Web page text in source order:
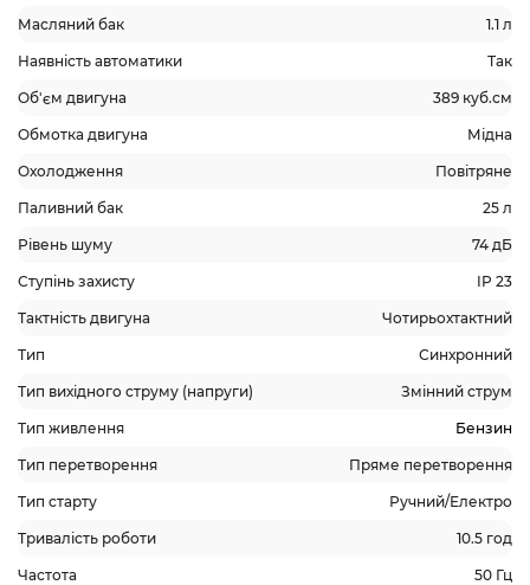
Масляний бак 1.1 л
Наявність автоматики Так
Об'єм двигуна 389 куб.см
Обмотка двигуна Мідна
Охолодження Повітряне
Паливний бак 25 л
Рівень шуму 74 дБ
Ступінь захисту IP 23
Тактність двигуна Чотирьохтактний
Тип Синхронний
Тип вихідного струму (напруги) Змінний струм
Тип живлення Бензин
Тип перетворення Пряме перетворення
Тип старту Ручний/Електро
Тривалість роботи 10.5 год
Частота 50 Гц